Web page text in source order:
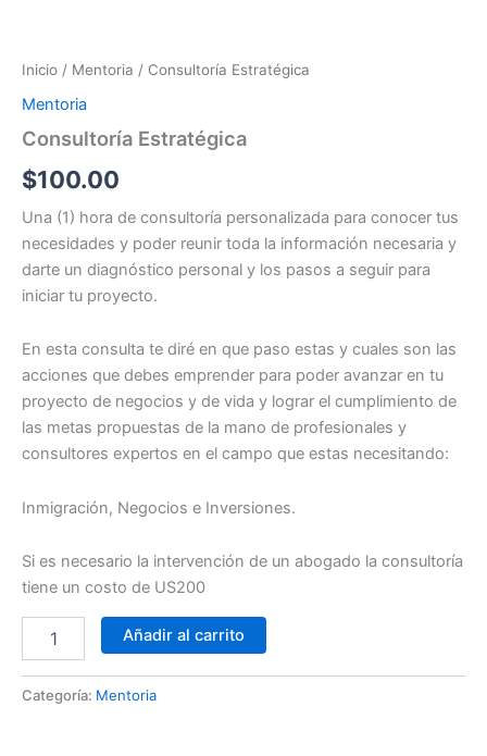
contenido
Inicio / Mentoria / Consultoría Estratégica
Mentoria
Consultoría Estratégica
$100.00
Una (1) hora de consultoría personalizada para conocer tus
necesidades y poder reunir toda la información necesaria y
darte un diagnóstico personal y los pasos a seguir para
iniciar tu proyecto.
En esta consulta te diré en que paso estas y cuales son las
acciones que debes emprender para poder avanzar en tu
proyecto de negocios y de vida y lograr el cumplimiento de
las metas propuestas de la mano de profesionales y
consultores expertos en el campo que estas necesitando:
Inmigración, Negocios e Inversiones.
Si es necesario la intervención de un abogado la consultoría
tiene un costo de US200
Añadir al carrito
Categoría: Mentoria